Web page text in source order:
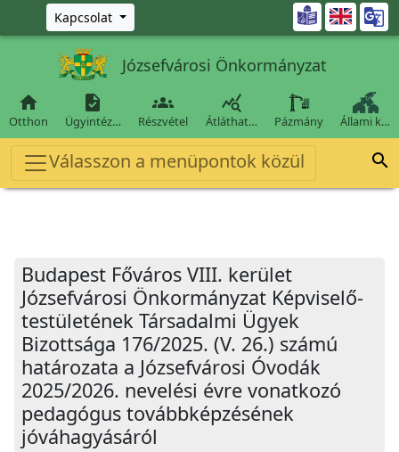
Ugrás a fő tartalomra
Kapcsolat 
Józsefvárosi Önkormányzat

Otthon

Ügyintéz…

Részvétel

Átláthat… Pázmány Állami k…
Válasszon a menüpontok közül 
Budapest Főváros VIII. kerület
Józsefvárosi Önkormányzat Képviselő-
testületének Társadalmi Ügyek
Bizottsága 176/2025. (V. 26.) számú
határozata a Józsefvárosi Óvodák
2025/2026. nevelési évre vonatkozó
pedagógus továbbképzésének
jóváhagyásáról